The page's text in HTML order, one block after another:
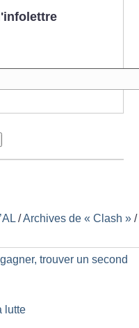
/Archives de « Clash » /
trouver un second
lutte